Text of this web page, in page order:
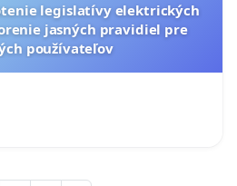
legislatívy elektrických
jasných pravidiel pre
používateľov